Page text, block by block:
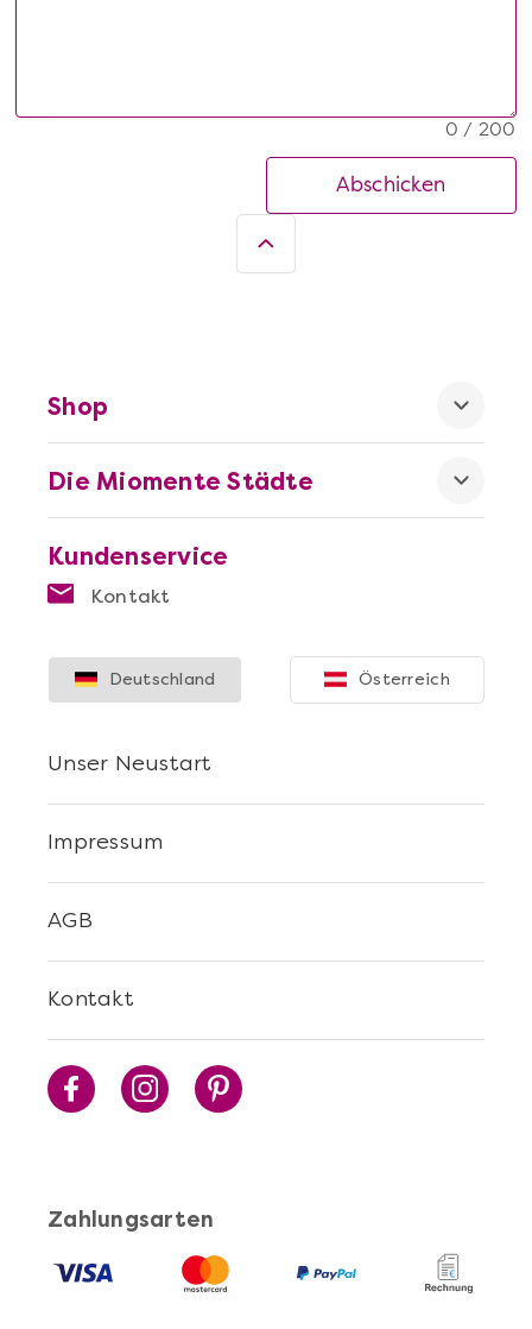
0 / 200
Abschicken
Kundenservice
Kontakt
Die Miomente Städte
Shop
Zahlungsarten
Kontakt
AGB
Impressum
Unser Neustart
Deutschland Österreich